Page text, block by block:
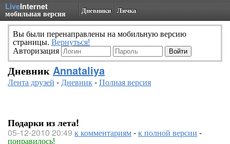
LiveInternet
мобильная версия Дневники Личка
Вы были перенаправлены на мобильную версию
страницы. Вернуться!
Авторизация
Дневник Annataliya
Лента друзей -Дневник-Полная версия
Подарки из лета!
05-12-2010 20:49 к комментариям-к полной версии -
понравилось!